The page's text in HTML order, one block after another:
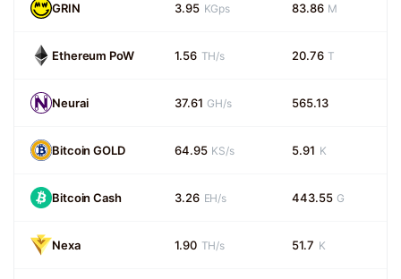
GRIN 3.95 KGps 83.86 M
Ethereum PoW 1.56 TH/s 20.76 T
Neurai 37.61 GH/s 565.13
Bitcoin GOLD 64.95 KS/s 5.91 K
Bitcoin Cash 3.26 EH/s 443.55 G
Nexa 1.90 TH/s 51.7 K